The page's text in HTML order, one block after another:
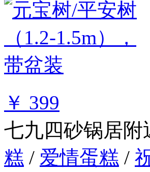
￥ 399
七九四砂锅居附
糕 / 爱情蛋糕 /